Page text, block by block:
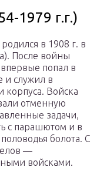
1979 г.г.)
в 1908 г. в
После войны
попал в
и служил в
корпуса. Войска
отменную
задачи,
с парашютом и в
болота. С
—
войсками.